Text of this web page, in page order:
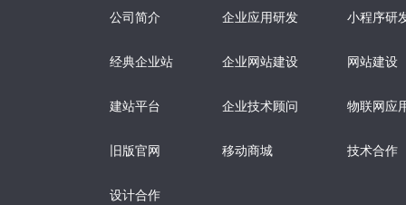
公司简介
经典企业站
建站平台
旧版官网
设计合作
企业应用研发
企业网站建设
企业技术顾问
移动商城
小程序研
网站建设
物联网应
技术合作